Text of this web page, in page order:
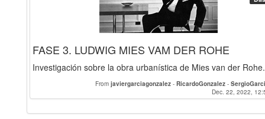
FASE 3. LUDWIG MIES VAM DER ROHE
Investigación sobre la obra urbanística de Mies van der Rohe.
From javiergarciagonzalez - RicardoGonzalez -
Dec. 22, 2022,